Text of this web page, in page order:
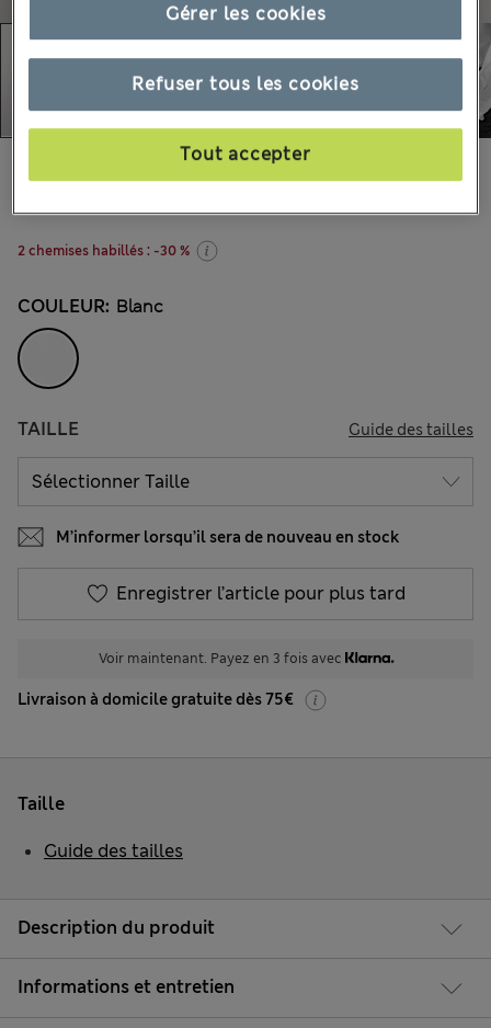
Tous les prix incluent les taxes et les frais de douanes
2 chemises habillés : -30 %
COULEUR: Blanc
TAILLE Guide des tailles
M’informer lorsqu’il sera de nouveau en stock
Enregistrer l’article pour plus tard
Voir maintenant. Payez en 3 fois avec
Livraison à domicile gratuite dès 75€
Description du produit
Informations et entretien
Taille
Guide des tailles
Refuser tous les cookies
Tout accepter
Gérer les cookies